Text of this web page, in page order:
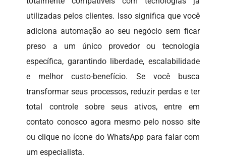
utilizadas pelos clientes. Isso significa que você
adiciona automação ao seu negócio sem ficar
preso a um único provedor ou tecnologia
específica, garantindo liberdade, escalabilidade
e melhor custo-benefício. Se você busca
transformar seus processos, reduzir perdas e ter
total controle sobre seus ativos, entre em
contato conosco agora mesmo pelo nosso site
ou clique no ícone do WhatsApp para falar com
um especialista.